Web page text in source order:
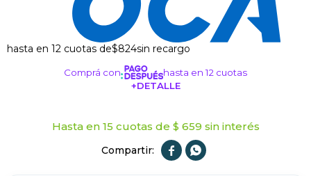
hasta en 12 cuotas de$824sin recargo
Comprá con
hasta en 12 cuotas
+DETALLE
Hasta en 15 cuotas de $ 659 sin interés
 